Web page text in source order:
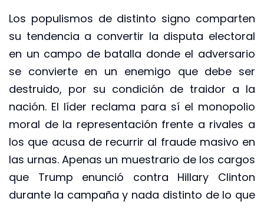
Los populismos de distinto signo comparten
su tendencia a convertir la disputa electoral
en un campo de batalla donde el adversario
se convierte en un enemigo que debe ser
destruido, por su condición de traidor a la
nación. El líder reclama para sí el monopolio
moral de la representación frente a rivales a
los que acusa de recurrir al fraude masivo en
las urnas. Apenas un muestrario de los cargos
que Trump enunció contra Hillary Clinton
durante la campaña y nada distinto de lo que